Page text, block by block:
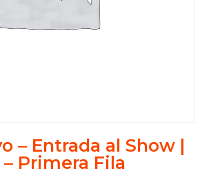
– Entrada al Show |
Primera Fila